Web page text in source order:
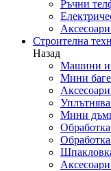
Ръчни
Строителна
Назад
Машини и
Мини
Мини